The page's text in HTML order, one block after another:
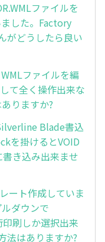
ファイルを
した。Factory
がどうしたら良い
ファイルを編
て全く操作出来な
りますか?
Blade書込
を掛けるとVOID
き込み出来ませ
ート作成していま
ダウンで
刷しか選択出来
法はありますか?